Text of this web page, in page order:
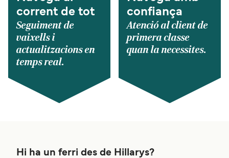
corrent de tot
Seguiment de
vaixells i
actualitzacions en
temps real.
confiança
Atenció al client de
primera classe
quan la necessites.
Hi ha un ferri des de Hillarys?